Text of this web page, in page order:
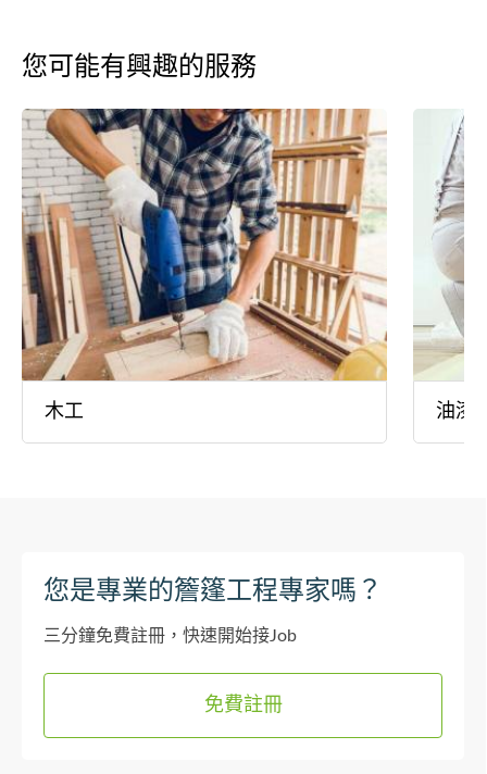
您可能有興趣的服務
木工 油漆
您是專業的簷篷工程專家嗎？
三分鐘免費註冊，快速開始接Job
免費註冊